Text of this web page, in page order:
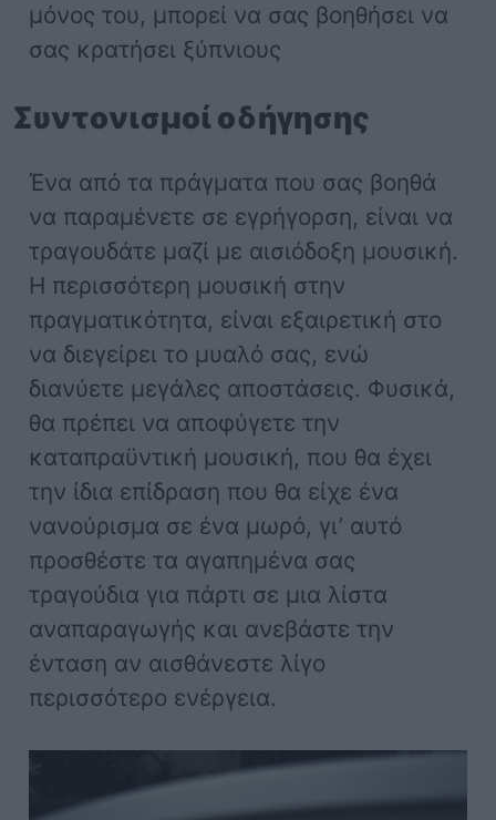
μόνος του, μπορεί να σας βοηθήσει να
σας κρατήσει ξύπνιους
Συντονισμοί οδήγησης
Ένα από τα πράγματα που σας βοηθά
να παραμένετε σε εγρήγορση, είναι να
τραγουδάτε μαζί με αισιόδοξη μουσική.
Η περισσότερη μουσική στην
πραγματικότητα, είναι εξαιρετική στο
να διεγείρει το μυαλό σας, ενώ
διανύετε μεγάλες αποστάσεις. Φυσικά,
θα πρέπει να αποφύγετε την
καταπραϋντική μουσική, που θα έχει
την ίδια επίδραση που θα είχε ένα
νανούρισμα σε ένα μωρό, γι’ αυτό
προσθέστε τα αγαπημένα σας
τραγούδια για πάρτι σε μια λίστα
αναπαραγωγής και ανεβάστε την
ένταση αν αισθάνεστε λίγο
περισσότερο ενέργεια.